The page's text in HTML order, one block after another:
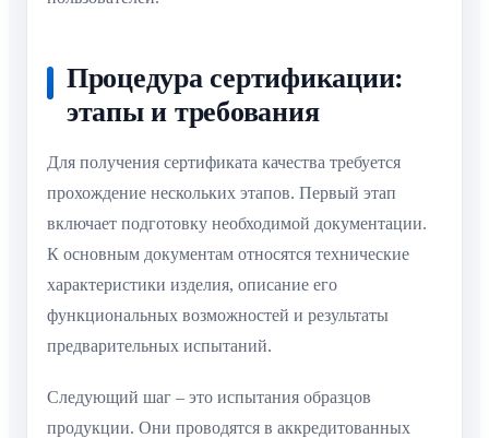
Процедура сертификации:
этапы и требования
Для получения сертификата качества требуется
прохождение нескольких этапов. Первый этап
включает подготовку необходимой документации.
К основным документам относятся технические
характеристики изделия, описание его
функциональных возможностей и результаты
предварительных испытаний.
Следующий шаг – это испытания образцов
продукции. Они проводятся в аккредитованных